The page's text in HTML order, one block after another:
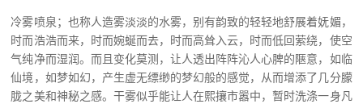
冷雾喷泉；也称人造雾淡淡的水雾，别有韵致的轻轻地舒展着妩媚，
时而浩浩而来，时而婉蜒而去，时而高耸入云，时而低回萦绕，使空
气纯净而湿润。而且变化莫测，让人透出阵阵沁人心脾的陿意，如临
仙境，如梦如幻，产生虚无缥缈的梦幻般的感觉，从而增添了几分朦
胧之美和神秘之感。干雾似乎能让人在熙攘市嚣中，暂时洗涤一身凡